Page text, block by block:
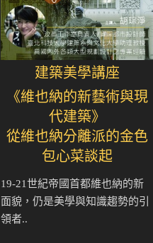
建築美學講座
《維也納的新藝術與現
代建築》
從維也納分離派的金色
包心菜談起
19-21世紀帝國首都維也納的新
面貌，仍是美學與知識趨勢的引
領者..